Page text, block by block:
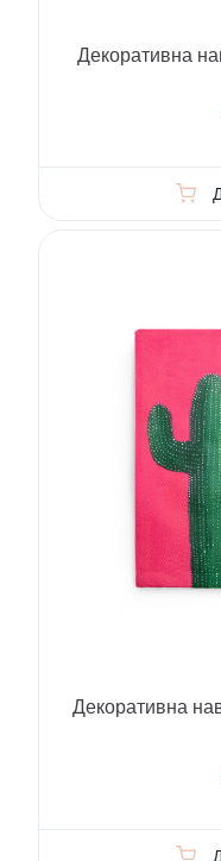
Декоративна
Декоративна